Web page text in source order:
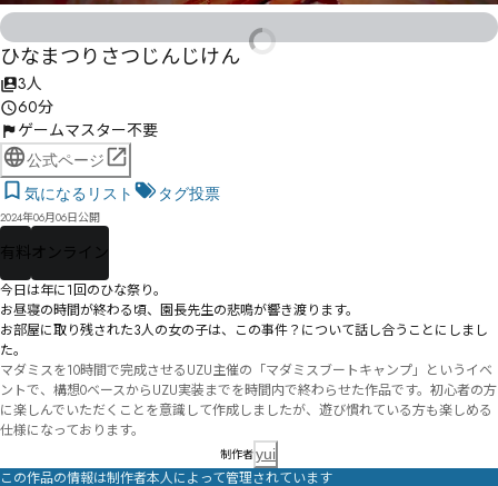
ひなまつりさつじんじけん
3人
60分
ゲームマスター不要
公式ページ
気になるリスト
タグ投票
2024年06月06日公開
有料 オンライン
今日は年に1回のひな祭り。
お昼寝の時間が終わる頃、園長先生の悲鳴が響き渡ります。
お部屋に取り残された3人の女の子は、この事件？について話し合うことにしまし
た。
マダミスを10時間で完成させるUZU主催の「マダミスブートキャンプ」というイベ
ントで、構想0ベースからUZU実装までを時間内で終わらせた作品です。初心者の方
に楽しんでいただくことを意識して作成しましたが、遊び慣れている方も楽しめる
仕様になっております。
制作者yui
この作品の情報は制作者本人によって管理されています